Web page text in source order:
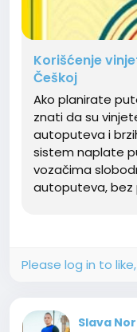
Korišćenje
Češkoj
Ako planirate
znati da su
autoputeva i
sistem naplate
vozačima
autoputeva, bez
vinjeta je
Please log in to
Slava